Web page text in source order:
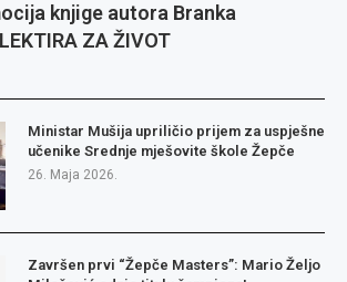
knjige autora Branka
ZA ŽIVOT
Ministar Mušija upriličio prijem za uspješne
učenike Srednje mješovite škole Žepče
26. Maja 2026.
Završen prvi “Žepče Masters”: Mario Željo